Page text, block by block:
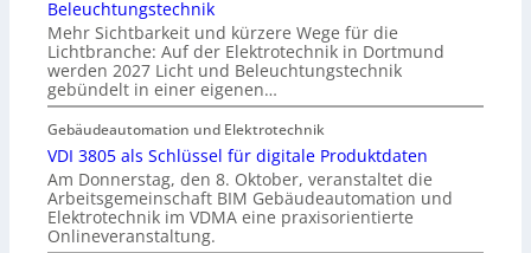
Beleuchtungstechnik
Mehr Sichtbarkeit und kürzere Wege für die
Lichtbranche: Auf der Elektrotechnik in Dortmund
werden 2027 Licht und Beleuchtungstechnik
gebündelt in einer eigenen…
Gebäudeautomation und Elektrotechnik
VDI 3805 als Schlüssel für digitale Produktdaten
Am Donnerstag, den 8. Oktober, veranstaltet die
Arbeitsgemeinschaft BIM Gebäudeautomation und
Elektrotechnik im VDMA eine praxisorientierte
Onlineveranstaltung.